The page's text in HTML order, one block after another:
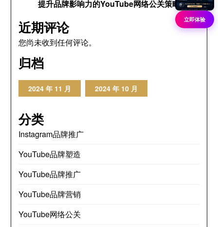
提升品牌影响力的YouTube网络公关策略
近期评论
您尚未收到任何评论。
归档
2024 年 11 月 2024 年 10 月
分类
Instagram品牌推广
YouTube品牌塑造
YouTube品牌推广
YouTube品牌营销
YouTube网络公关
立即体验